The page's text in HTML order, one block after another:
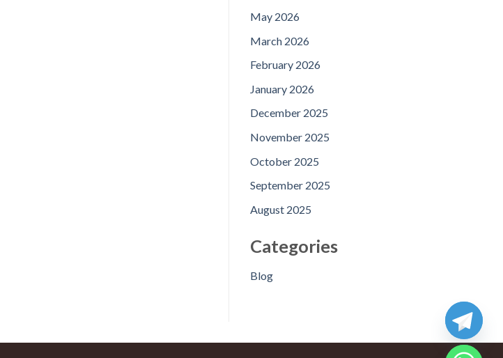
May 2026
March 2026
February 2026
January 2026
December 2025
November 2025
October 2025
September 2025
August 2025
Categories
Blog